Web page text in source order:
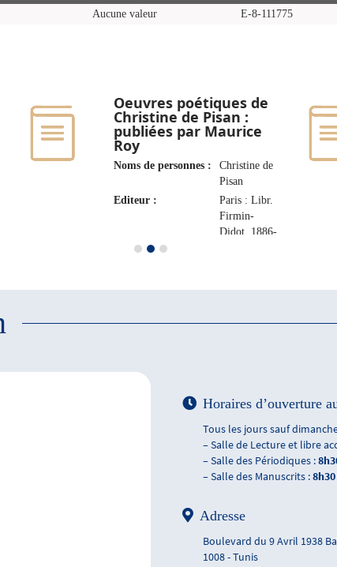
Aucune valeur E-8-111775
Oeuvres poétiques de
Christine de Pisan :
publiées par Maurice
Roy
Noms de personnes :
Christine de
Pisan
Editeur :
Paris : Libr.
Firmin-
Didot, 1886-
Horaires d’ouverture
Tous les jours sauf
– Salle de Lecture et libre
– Salle des Périodiques :
– Salle des Manuscrits :
Adresse
Boulevard du 9 Avril 1938
1008 - Tunis